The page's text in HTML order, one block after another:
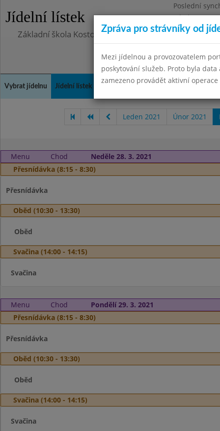
Jídelní lístek
Poslední
Pátek
Základní škola Kostomlaty nad Labem, příspěvková
Vybrat jídelnu Jídelní lístek Kontakty a informace
Leden 2021 Únor 2021
Menu Chod
Neděle 28. 3. 2021
Přesnídávka (8:15 - 8:30)
Přesnídávka
Oběd (10:30 - 13:30)
Oběd
Svačina (14:00 - 14:15)
Svačina
Menu Chod
Pondělí 29. 3. 2021
Přesnídávka (8:15 - 8:30)
Přesnídávka
Oběd (10:30 - 13:30)
Oběd
Svačina (14:00 - 14:15)
Svačina
Zpráva pro strávníky od
Mezi jídelnou a provozovatelem
poskytování služeb. Proto byla
zamezeno provádět aktivní